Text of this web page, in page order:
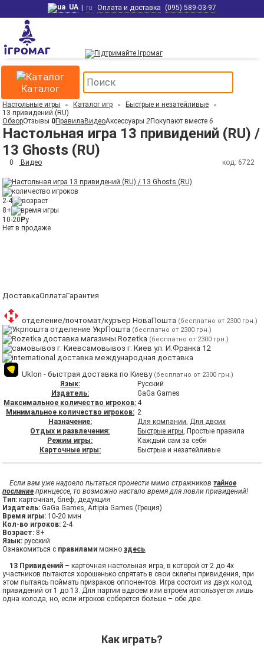
UA | ru Оплата и доставка (095) 589-03-97
Каталог
Настольные игры Каталог игр
Быстрые и незатейливые
13 привидений (RU)
ОбзорОтзывы 0Правила ВидеоАксессуары2 Покупают вместе6
Настольная игра 13 привидений (RU) /
13 Ghosts (RU)
0 Видео код: 6722
2-4
8+
10-20 Ру
Нет в продаже
ДоставкаОплатаГарантия
отделение/почтомат/куръер НоваПошта (бесплатно от 2300 грн.)
отделение УкрПошта (бесплатно от 2300 грн.)
магазины Rozetka (бесплатно от 2300 грн.)
самовывоз г. Киев ул. И.Франка 12
международная доставка
Uklon - быстрая доставка по Киеву (бесплатно от 2300 грн.)
Язык:
Русский
Издатель:
GaGa Games
Максимальное количество игроков: 4
Минимальное количество игроков: 2
Назначение:
Для компании,Для двоих
Отдых и развлечения:
Быстрые игры, Простые правила
Режим игры:
Каждый сам за себя
Карточные игры:
Быстрые и незатейливые
Если вам уже надоело пытаться пронести мимо стражниковтайное
послание принцессе, то возможно настало время для ловли привидений!
Тип: карточная, блеф, дедукция
Издатель: GaGa Games, Artipia Games (Греция)
Время игры: 10-20 мин
Кол-во игроков: 2-4
Возраст: 8+
Язык: русский
Ознакомиться с правилами можноздесь.
13 Привидений – карточная настольная игра, в которой от 2 до 4х
участников пытаются хорошенько спрятать в свои склепы привидения, при
этом пытаясь поймать призраков оппонентов. Игра состоит из двух колод
привидений от 1 до 13. Для партии вдвоем или втроем используется лишь
одна колода, но, если игроков соберется больше – обе две.
Как играть?